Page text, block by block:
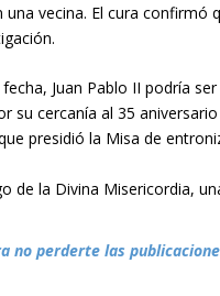
vecina. El cura confirmó
Juan Pablo II po­dría
su cercanía al 35
presidió la Misa de
de la Divina Misericordia,
no perderte las